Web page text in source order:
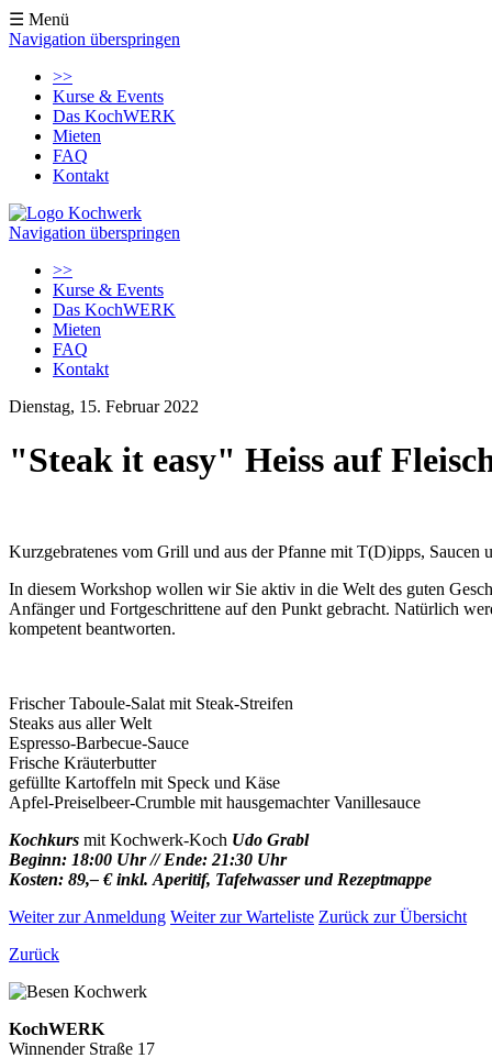
☰ Menü
Navigation überspringen
>>
Kurse & Events
Das KochWERK
Mieten
FAQ
Kontakt
Navigation überspringen
>>
Kurse & Events
Das KochWERK
Mieten
FAQ
Kontakt
Dienstag, 15. Februar 2022
"Steak it easy" Heiss auf
Kurzgebratenes vom Grill und aus der Pfanne mit T(D)ipps, Saucen
In diesem Workshop wollen wir Sie aktiv in die Welt des guten
Anfänger und Fortgeschrittene auf den Punkt gebracht. Natürlich
kompetent beantworten.
Frischer Taboule-Salat mit Steak-Streifen
Steaks aus aller Welt
Espresso-Barbecue-Sauce
Frische Kräuterbutter
gefüllte Kartoffeln mit Speck und Käse
Apfel-Preiselbeer-Crumble mit hausgemachter Vanillesauce
Kochkurs mit Kochwerk-Koch Udo Grabl
Beginn: 18:00 Uhr // Ende: 21:30 Uhr
Kosten: 89,– € inkl. Aperitif, Tafelwasser und Rezeptmappe
Weiter zur Anmeldung Weiter zur Warteliste Zurück zur Übersicht
Zurück
KochWERK
Winnender Straße 17